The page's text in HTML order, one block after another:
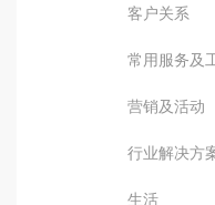
客户关系
常用服务及
营销及活动
行业解决方
生活